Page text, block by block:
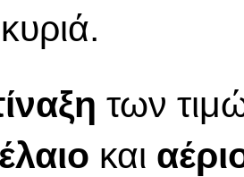
των
και